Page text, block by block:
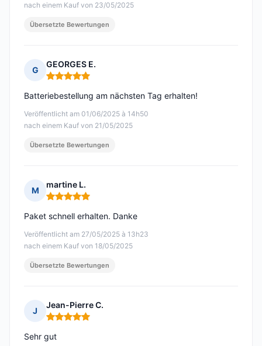
nach einem Kauf von 23/05/2025
Übersetzte Bewertungen
G
GEORGES E.
Hinweis: 5 von 5
Veröffentlicht am 01/06/2025 à 14h50
nach einem Kauf von 21/05/2025
Batteriebestellung am nächsten Tag erhalten!
Übersetzte Bewertungen
M
martine L.
Hinweis: 5 von 5
Veröffentlicht am 27/05/2025 à 13h23
nach einem Kauf von 18/05/2025
Paket schnell erhalten. Danke
Übersetzte Bewertungen
J
Jean-Pierre C.
Hinweis: 5 von 5
Sehr gut